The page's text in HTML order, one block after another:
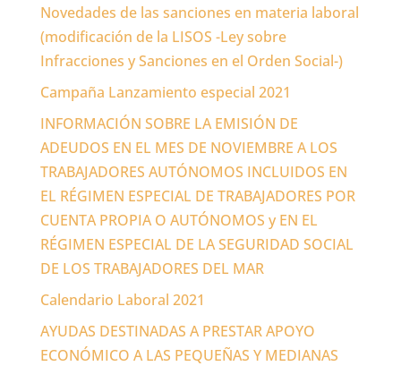
Novedades de las sanciones en materia laboral
(modificación de la LISOS -Ley sobre
Infracciones y Sanciones en el Orden Social-)
Campaña Lanzamiento especial 2021
INFORMACIÓN SOBRE LA EMISIÓN DE
ADEUDOS EN EL MES DE NOVIEMBRE A LOS
TRABAJADORES AUTÓNOMOS INCLUIDOS EN
EL RÉGIMEN ESPECIAL DE TRABAJADORES POR
CUENTA PROPIA O AUTÓNOMOS y EN EL
RÉGIMEN ESPECIAL DE LA SEGURIDAD SOCIAL
DE LOS TRABAJADORES DEL MAR
Calendario Laboral 2021
AYUDAS DESTINADAS A PRESTAR APOYO
ECONÓMICO A LAS PEQUEÑAS Y MEDIANAS